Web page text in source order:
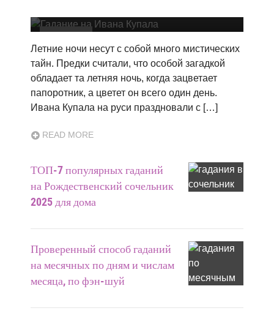
Летние ночи несут с собой много мистических
тайн. Предки считали, что особой загадкой
обладает та летняя ночь, когда зацветает
папоротник, а цветет он всего один день.
Ивана Купала на руси праздновали с […]
READ MORE
ТОП-7 популярных гаданий
на Рождественский сочельник
2025 для дома
Проверенный способ гаданий
на месячных по дням и числам
месяца, по фэн-шуй